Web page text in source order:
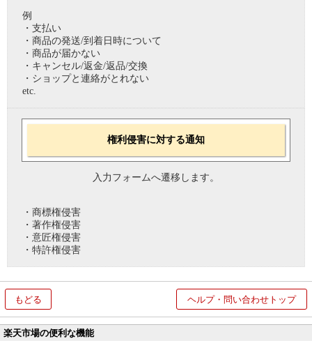
例
・支払い
・商品の発送/到着日時について
・商品が届かない
・キャンセル/返金/返品/交換
・ショップと連絡がとれない
etc.
権利侵害に対する通知
入力フォームへ遷移します。
・商標権侵害
・著作権侵害
・意匠権侵害
・特許権侵害
もどる ヘルプ・問い合わせトップ
楽天市場の便利な機能